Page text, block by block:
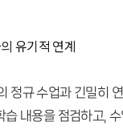
유기적 연계
정규 수업과 긴밀히
내용을 점검하고,